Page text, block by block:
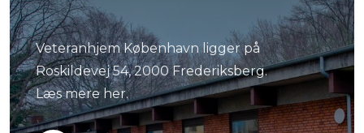
Veteranhjem København ligger på
Roskildevej 54, 2000 Frederiksberg.
Læs mere her.